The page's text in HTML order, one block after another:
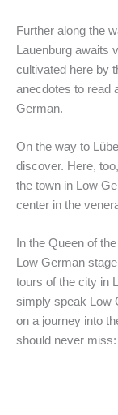
Further along the
Lauenburg awaits
cultivated here by
anecdotes to read
German.
On the way to
discover. Here,
the town in Low
center in the
In the Queen of
Low German
tours of the city in
simply speak Low
on a journey into
should never